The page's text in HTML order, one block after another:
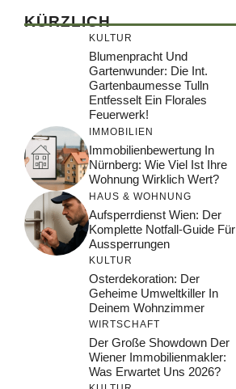
KÜRZLICH
KULTUR
Blumenpracht Und
Gartenwunder: Die Int.
Gartenbaumesse Tulln
Entfesselt Ein Florales
Feuerwerk!
IMMOBILIEN
Immobilienbewertung In
Nürnberg: Wie Viel Ist Ihre
Wohnung Wirklich Wert?
HAUS & WOHNUNG
Aufsperrdienst Wien: Der
Komplette Notfall-Guide Für
Aussperrungen
KULTUR
Osterdekoration: Der
Geheime Umweltkiller In
Deinem Wohnzimmer
WIRTSCHAFT
Der Große Showdown Der
Wiener Immobilienmakler:
Was Erwartet Uns 2026?